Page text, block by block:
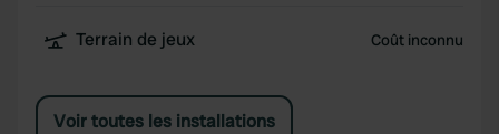
Terrain de jeux Coût inconnu
Voir toutes les installations